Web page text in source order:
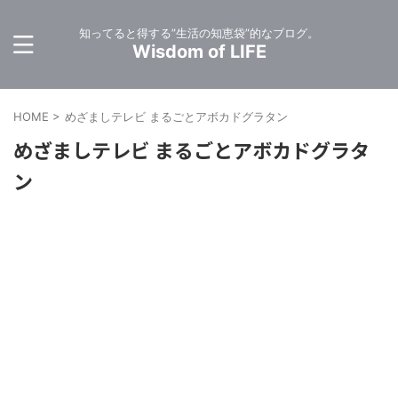
知ってると得する”生活の知恵袋”的なブログ。
Wisdom of LIFE
HOME > めざましテレビ まるごとアボカドグラタン
めざましテレビ まるごとアボカドグラタ
ン